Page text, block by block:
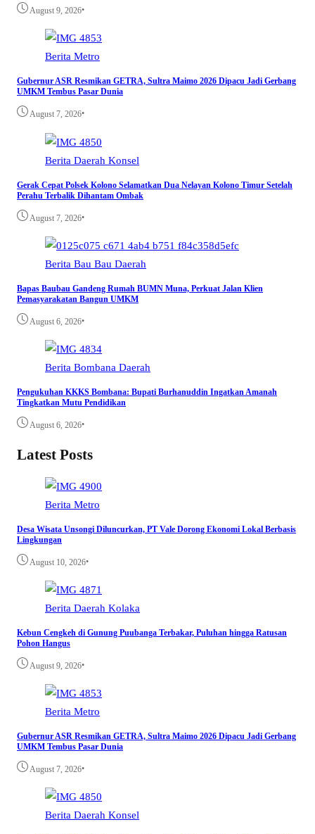
August 9, 2026•
Berita Metro
Gubernur ASR Resmikan GETRA, Sultra Maimo 2026 Dipacu Jadi Gerbang
UMKM Tembus Pasar Dunia
August 7, 2026•
Berita Daerah Konsel
Gerak Cepat Polsek Kolono Selamatkan Dua Nelayan Kolono Timur Setelah
Perahu Terbalik Dihantam Ombak
August 7, 2026•
Berita Bau Bau Daerah
Bapas Baubau Gandeng Rumah BUMN Muna, Perkuat Jalan Klien
Pemasyarakatan Bangun UMKM
August 6, 2026•
Berita Bombana Daerah
Pengukuhan KKKS Bombana: Bupati Burhanuddin Ingatkan Amanah
Tingkatkan Mutu Pendidikan
August 6, 2026•
Latest Posts
Berita Metro
Desa Wisata Unsongi Diluncurkan, PT Vale Dorong Ekonomi Lokal Berbasis
Lingkungan
August 10, 2026•
Berita Daerah Kolaka
Kebun Cengkeh di Gunung Puubanga Terbakar, Puluhan hingga Ratusan
Pohon Hangus
August 9, 2026•
Berita Metro
Gubernur ASR Resmikan GETRA, Sultra Maimo 2026 Dipacu Jadi Gerbang
UMKM Tembus Pasar Dunia
August 7, 2026•
Berita Daerah Konsel